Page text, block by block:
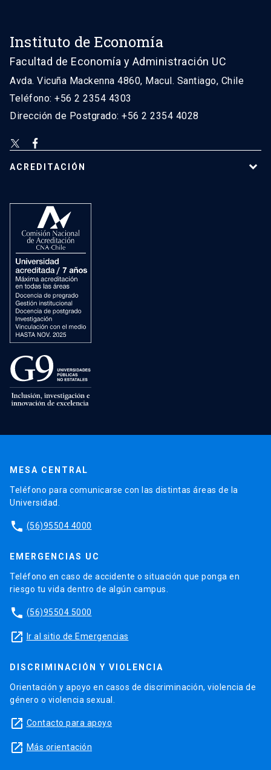
Instituto de Economía
Facultad de Economía y Administración UC
Avda. Vicuña Mackenna 4860, Macul. Santiago, Chile
Teléfono: +56 2 2354 4303
Dirección de Postgrado: +56 2 2354 4028
ACREDITACIÓN
MESA CENTRAL
Teléfono para comunicarse con las distintas áreas de la
Universidad.
phone (56)95504 4000
EMERGENCIAS UC
Teléfono en caso de accidente o situación que ponga en
riesgo tu vida dentro de algún campus.
phone (56)95504 5000
launch Ir al sitio de Emergencias
DISCRIMINACIÓN Y VIOLENCIA
Orientación y apoyo en casos de discriminación, violencia de
género o violencia sexual.
launch Contacto para apoyo
launch Más orientación